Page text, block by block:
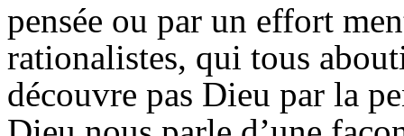
pensée ou par un effort
rationalistes, qui tous
découvre pas Dieu par la